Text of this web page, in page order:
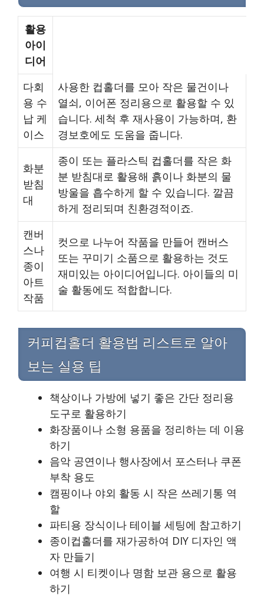
활용
아이
디어
다회
용 수
납 케
이스
사용한 컵홀더를 모아 작은 물건이나
열쇠, 이어폰 정리용으로 활용할 수 있
습니다. 세척 후 재사용이 가능하며, 환
경보호에도 도움을 줍니다.
화분
받침
대
종이 또는 플라스틱 컵홀더를 작은 화
분 받침대로 활용해 흙이나 화분의 물
방울을 흡수하게 할 수 있습니다. 깔끔
하게 정리되며 친환경적이죠.
캔버
스나
종이
아트
작품
컷으로 나누어 작품을 만들어 캔버스
또는 꾸미기 소품으로 활용하는 것도
재미있는 아이디어입니다. 아이들의 미
술 활동에도 적합합니다.
커피컵홀더 활용법 리스트로 알아
보는 실용 팁
책상이나 가방에 넣기 좋은 간단 정리용
도구로 활용하기
화장품이나 소형 용품을 정리하는 데 이용
하기
음악 공연이나 행사장에서 포스터나 쿠폰
부착 용도
캠핑이나 야외 활동 시 작은 쓰레기통 역
할
파티용 장식이나 테이블 세팅에 참고하기
종이컵홀더를 재가공하여 DIY 디자인 액
자 만들기
여행 시 티켓이나 명함 보관 용으로 활용
하기